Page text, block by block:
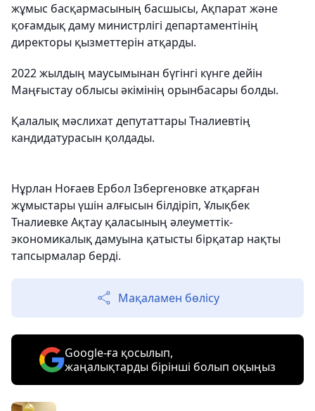
жұмыс басқармасының басшысы, Ақпарат және
қоғамдық даму министрлігі департаментінің
директоры қызметтерін атқарды.
2022 жылдың маусымынан бүгінгі күнге дейін
Маңғыстау облысы әкімінің орынбасары болды.
Қалалық мәслихат депутаттары Тналиевтің
кандидатурасын қолдады.
Нұрлан Ноғаев Ербол Ізбергеновке атқарған
жұмыстары үшін алғысын білдіріп, Ұлықбек
Тналиевке Ақтау қаласының әлеуметтік-
экономикалық дамуына қатысты бірқатар нақты
тапсырмалар берді.
Мақаламен бөлісу
Google-ға қосылып,
жаңалықтарды бірінші болып оқыңыз